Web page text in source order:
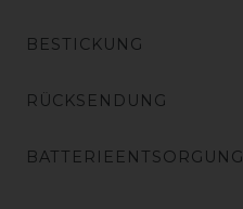
BESTICKUNG
RÜCKSENDUNG
BATTERIEENTSORGUNG